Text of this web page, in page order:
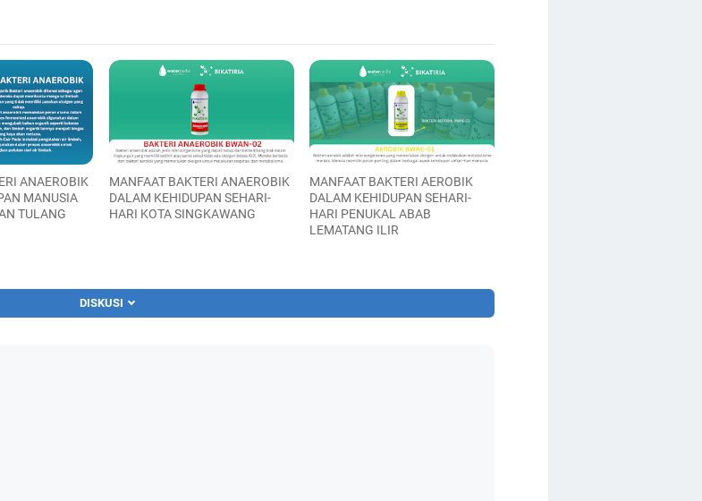
ANAEROBIK
MANUSIA
TULANG
MANFAAT BAKTERI ANAEROBIK
DALAM KEHIDUPAN SEHARI-
HARI KOTA SINGKAWANG
MANFAAT BAKTERI AEROBIK
DALAM KEHIDUPAN SEHARI-
HARI PENUKAL ABAB
LEMATANG ILIR
DISKUSI